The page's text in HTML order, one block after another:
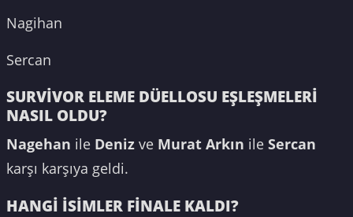
Nagihan
Sercan
SURVİVOR ELEME DÜELLOSU EŞLEŞMELERİ
NASIL OLDU?
Nagehan ile Deniz ve Murat Arkın ile Sercan
karşı karşıya geldi.
HANGİ İSİMLER FİNALE KALDI?